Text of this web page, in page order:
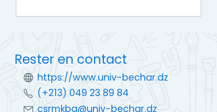
Rester en contact
https://www.univ-bechar.dz
(+213) 049 23 89 84
csrmkba@univ-bechar.dz